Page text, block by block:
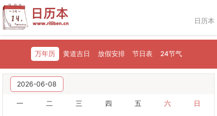
日历本
万年历 黄道吉日 放假安排 节日表 24节气
2026-06-08
一 二 三 四 五 六 日